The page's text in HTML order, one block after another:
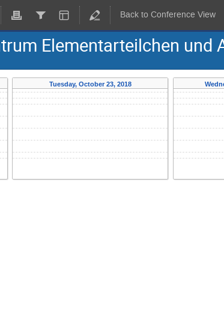
Back to Conference View
Elementarteilchen und
Tuesday, October 23, 2018